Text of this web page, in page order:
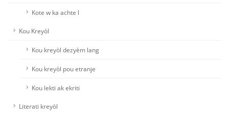
Kote w ka achte l
Kou Kreyòl
Kou kreyòl dezyèm lang
Kou kreyòl pou etranje
Kou lekti ak ekriti
Literati kreyòl